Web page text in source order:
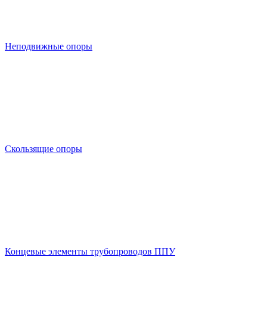
Неподвижные опоры
Скользящие опоры
Концевые элементы трубопроводов ППУ